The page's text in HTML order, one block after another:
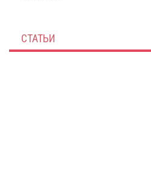
СТАТЬИ